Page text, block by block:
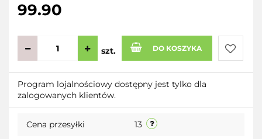
99.90
szt. DO KOSZYKA
Do
Program lojalnościowy dostępny jest tylko dla
zalogowanych klientów.
Cena przesyłki 13